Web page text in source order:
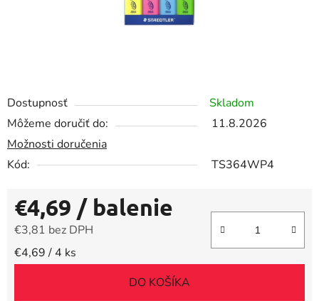
Dostupnosť
Skladom
Môžeme doručiť do:
11.8.2026
Možnosti doručenia
Kód:
TS364WP4
€4,69 / balenie
€3,81 bez DPH
Jednotková cena:
€4,69 / 4 ks
DO KOŠÍKA